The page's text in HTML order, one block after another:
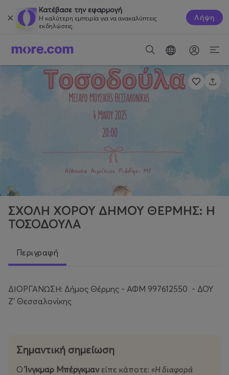
Κατέβασε την εφαρμογή
Η καλύτερη εμπειρία για να ανακαλύπτεις
εκδηλώσεις.
Λήψη
ΣΧΟΛΗ ΧΟΡΟΥ ΔΗΜΟΥ ΘΕΡΜΗΣ: Η
ΤΟΣΟΔΟΥΛΑ
Περιγραφή
ΔΙΟΡΓΑΝΩΣΗ: Δήμος Θέρμης - ΑΦΜ 997612550 - ΔΟΥ
Ζ’ Θεσσαλονίκης
Σημαντική σημείωση
ΟΊνγκμαρ Μπέργκμανείπε κάποτε: «Η διαφορά